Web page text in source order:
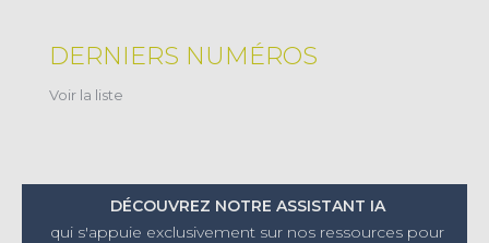
DERNIERS NUMÉROS
Voir la liste
DÉCOUVREZ NOTRE ASSISTANT IA
qui s'appuie exclusivement sur nos ressources pour